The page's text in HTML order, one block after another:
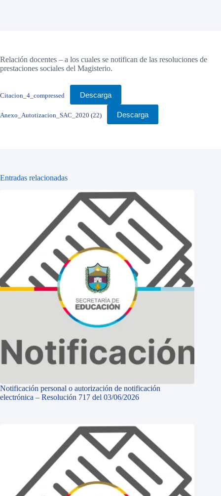
Relación docentes – a los cuales se notifican de las resoluciones de
prestaciones sociales del Magisterio.
Citacion_4_compressed Descarga
Anexo_Autotizacion_SAC_2020 (22) Descarga
Entradas relacionadas
Notificación personal o autorización de notificación
electrónica – Resolución 717 del 03/06/2026